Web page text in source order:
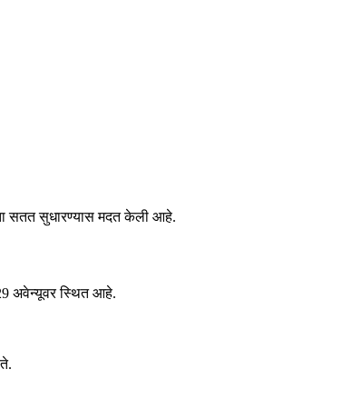
सतत सुधारण्यास मदत केली आहे.
अवेन्यूवर स्थित आहे.